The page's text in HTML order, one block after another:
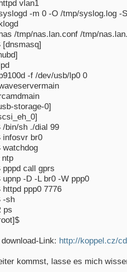
vlan1
-m 0 -O /tmp/syslog.log -
/tmp/nas.lan.conf /tmp/
[dnsmasq]
-f /dev/usb/lp0 0
storage-0]
/bin/sh ./dial 99
infosvr br0
watchdog
ntp
pppd call gprs
upnp -D -L br0 -W ppp0
ppp0 7776
-sh
ps
Link: http://koppel.cz/
kommst, lasse es mich